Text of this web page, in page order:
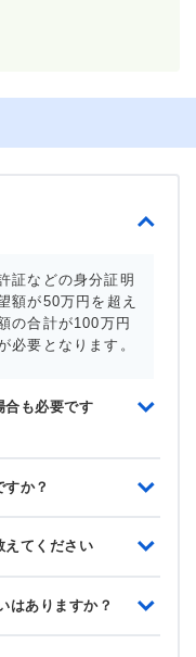
証などの身分証明
額が50万円を超え
の合計が100万円
必要となります。
合も必要です
か？
えてください
はありますか？